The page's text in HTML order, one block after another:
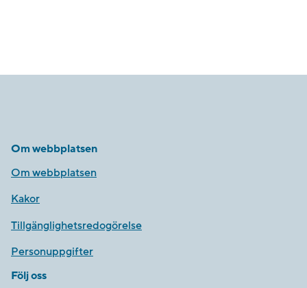
Om webbplatsen
Om webbplatsen
Kakor
Tillgänglighetsredogörelse
Personuppgifter
Följ oss